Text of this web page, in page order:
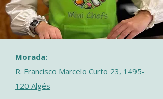
Morada:
R. Francisco Marcelo Curto 23, 1495-
120 Algés